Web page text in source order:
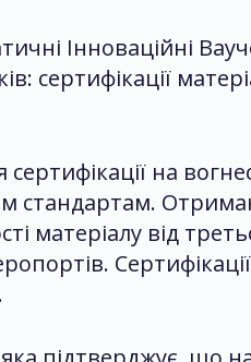
Інноваційні
сертифікації
на
стандартам.
матеріалу від